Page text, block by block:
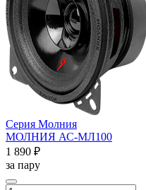
Серия Молния
МОЛНИЯ АС-МЛ100
1 890 ₽
за пару